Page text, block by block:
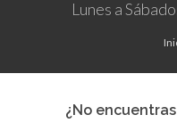
Lunes a
¿No